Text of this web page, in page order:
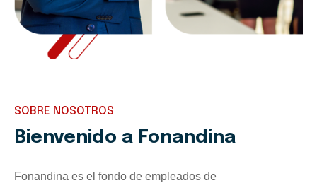
SOBRE NOSOTROS
Bienvenido a Fonandina
Fonandina es el fondo de empleados de